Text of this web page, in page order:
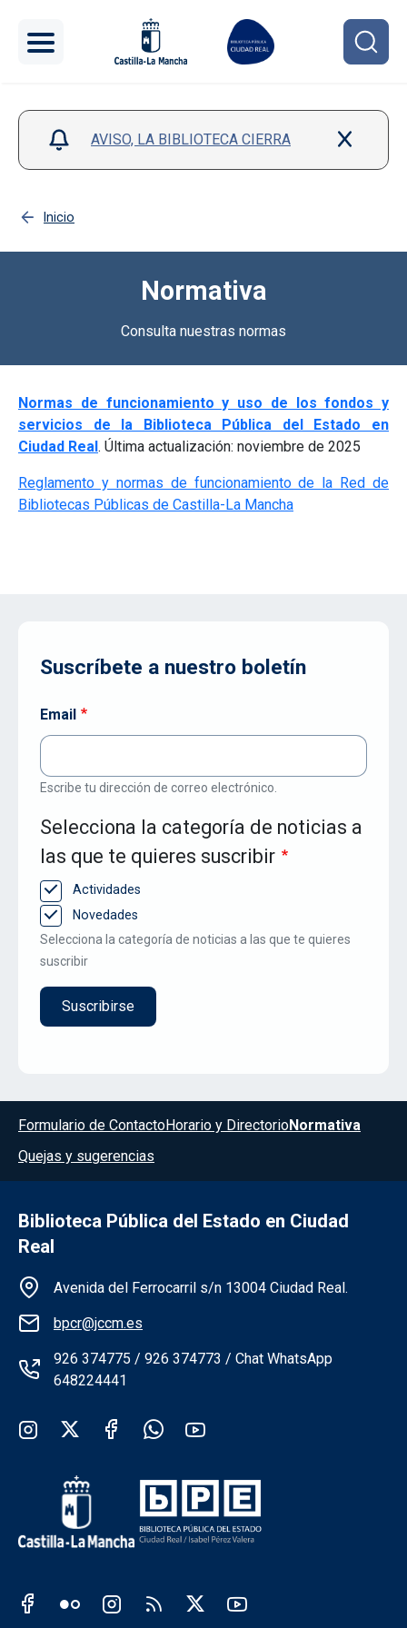
AVISO, LA BIBLIOTECA CIERRA
Inicio
Normativa
Consulta nuestras normas
Normas de funcionamiento y uso de los fondos y
servicios de la Biblioteca Pública del Estado en
Ciudad Real . Última actualización: noviembre de 2025
Reglamento y normas de funcionamiento de la Red de
Bibliotecas Públicas de Castilla-La Mancha
Suscríbete a nuestro boletín
Email
Escribe tu dirección de correo electrónico.
Selecciona la categoría de noticias a
las que te quieres suscribir
Actividades
Novedades
Selecciona la categoría de noticias a las que te quieres
suscribir
Menú del pie
Formulario de ContactoHorario y DirectorioNormativa
Quejas y sugerencias
Biblioteca Pública del Estado en Ciudad
Real
Información de la institución
Avenida del Ferrocarril s/n 13004 Ciudad Real.
bpcr@jccm.es
926 374775 / 926 374773 / Chat WhatsApp
648224441
Redes sociales institución
Redes sociales JCCM